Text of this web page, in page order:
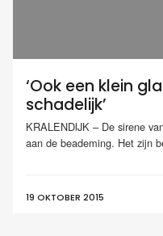
‘Ook een klein
schadelijk’
KRALENDIJK – De sirene
aan de beademing. Het zijn
19 OKTOBER 2015